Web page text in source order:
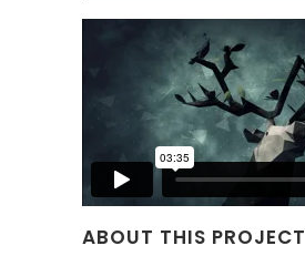
ABOUT THIS PROJECT